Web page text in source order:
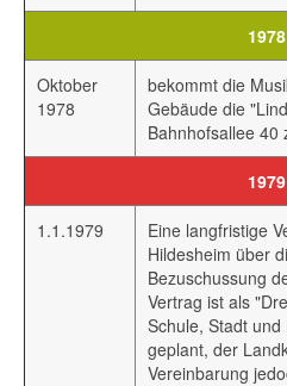
1978
Oktober
1978
bekommt die
Gebäude die
Bahnhofsallee 40
1979
1.1.1979
Eine langfristige
Hildesheim über
Bezuschussung
Vertrag ist als
Schule, Stadt
geplant, der
Vereinbarung